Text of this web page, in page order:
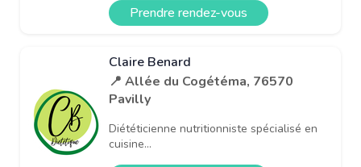
Prendre rendez-vous
Claire Benard
📍 Allée du Cogétéma, 76570
Pavilly
Diététicienne nutritionniste spécialisé en
cuisine...